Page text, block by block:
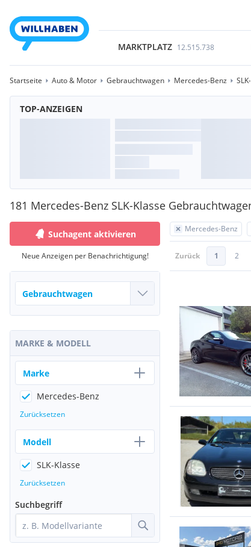
MARKTPLATZ 12.515.738
Startseite Auto & Motor Gebrauchtwagen Mercedes-Benz
TOP-ANZEIGEN
181 Mercedes-Benz SLK-Klasse
Mercedes-Benz
Zurück 1 2
Suchagent aktivieren
Neue Anzeigen per Benachrichtigung!
MARKE & MODELL
Marke
Mercedes-Benz
Zurücksetzen
Modell
SLK-Klasse
Zurücksetzen
Suchbegriff